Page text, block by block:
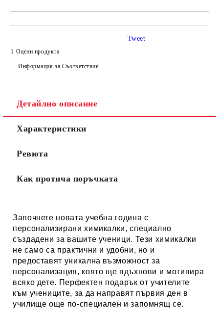
Оцени продукта
Информация за Съответствие
Tweet
Детайлно описание
Характеристики
Ревюта
Как протича поръчката
Започнете новата учебна година с
персонализирани химикалки, специално
създадени за вашите ученици. Тези химикалки
не само са практични и удобни, но и
предоставят уникална възможност за
персонализация, която ще вдъхнови и мотивира
всяко дете. Перфектен подарък от учителите
към учениците, за да направят първия ден в
училище още по-специален и запомнящ се.